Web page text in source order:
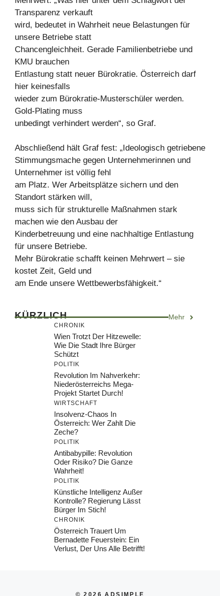
Transparenz verkauft
wird, bedeutet in Wahrheit neue Belastungen für
unsere Betriebe statt
Chancengleichheit. Gerade Familienbetriebe und
KMU brauchen
Entlastung statt neuer Bürokratie. Österreich darf
hier keinesfalls
wieder zum Bürokratie-Musterschüler werden.
Gold-Plating muss
unbedingt verhindert werden“, so Graf.
Abschließend hält Graf fest: „Ideologisch getriebene
Stimmungsmache gegen Unternehmerinnen und
Unternehmer ist völlig fehl
am Platz. Wer Arbeitsplätze sichern und den
Standort stärken will,
muss sich für strukturelle Maßnahmen stark
machen wie den Ausbau der
Kinderbetreuung und eine nachhaltige Entlastung
für unsere Betriebe.
Mehr Bürokratie schafft keinen Mehrwert – sie
kostet Zeit, Geld und
am Ende unsere Wettbewerbsfähigkeit.“
KÜRZLICH Mehr
CHRONIK
Wien Trotzt Der Hitzewelle:
Wie Die Stadt Ihre Bürger
Schützt
POLITIK
Revolution Im Nahverkehr:
Niederösterreichs Mega-
Projekt Startet Durch!
WIRTSCHAFT
Insolvenz-Chaos In
Österreich: Wer Zahlt Die
Zeche?
POLITIK
Antibabypille: Revolution
Oder Risiko? Die Ganze
Wahrheit!
POLITIK
Künstliche Intelligenz Außer
Kontrolle? Regierung Lässt
Bürger Im Stich!
CHRONIK
Österreich Trauert Um
Bernadette Feuerstein: Ein
Verlust, Der Uns Alle Betrifft!